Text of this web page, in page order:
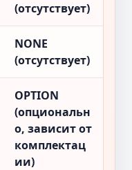
(отсутствует)
NONE
(отсутствует)
OPTION
(опциональн
о, зависит от
комплектац
ии)